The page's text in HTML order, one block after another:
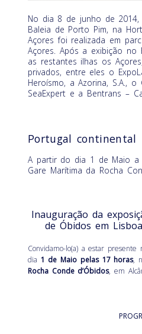
No dia 8 de junho de
Baleia de Porto Pim, na
Açores foi realizada em
Açores. Após a exibição
as restantes ilhas os
privados, entre eles o
Heroísmo, a Azorina, S.A.,
SeaExpert e a Bentrans –
Portugal continental
A partir do dia 1 de Maio a
Gare Marítima da Rocha
Inauguração da
de Óbidos em
Convidamo-lo(a) a estar presente
dia 1 de Maio pelas 17 horas,
Rocha Conde d’Óbidos, em